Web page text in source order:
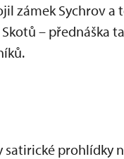
zámek Sychrov a
– přednáška
satirické prohlídky